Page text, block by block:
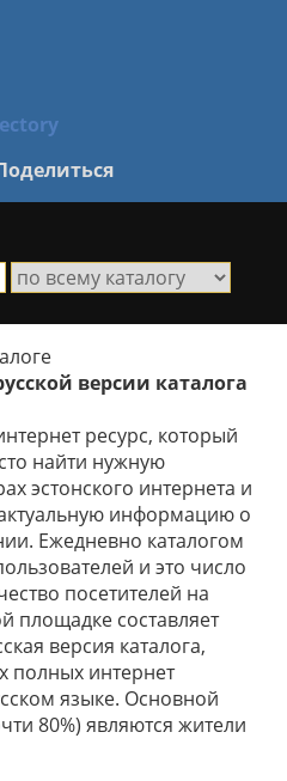
версии каталога
ресурс, который
найти нужную
эстонского интернета и
информацию о
Ежедневно каталогом
и это число
посетителей на
площадке составляет
версия каталога,
полных интернет
языке. Основной
80%) являются жители